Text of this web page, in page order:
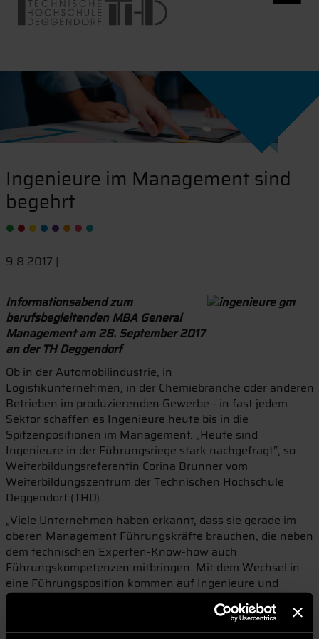
Ingenieure im Management sind
begehrt
9.8.2017 |
Informationsabend zum
berufsbegleitenden MBA General
Management am 28. September 2017
an der TH Deggendorf
Ob in der Automobilindustrie, in
Logistikunternehmen, in der Chemiebranche oder anderen
Betrieben im produzierenden Gewerbe - in fast jedem
Sektor schaffen es Ingenieure heute bis in die
Spitzenpositionen im Management. „Heute sind
Ingenieure in der Führungsriege stark nachgefragt“, so
Weiterbildungsreferentin Corina Brunner vom
Weiterbildungszentrum der Technischen Hochschule
Deggendorf (THD).
„Viele Unternehmen haben erkannt, dass sie gerade im
oberen Management Führungskräfte brauchen, die neben
dem technischen Experten-Know-how auch
Führungskompetenzen mitbringen. Mit dem Wechsel in
eine Führungsposition kommen auf Ingenieure und
Naturwissenschaftler ganz neue Anforderungen zu“,